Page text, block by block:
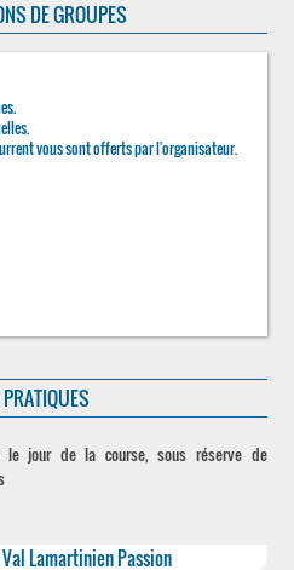
DE GROUPES
vous sont offerts par l'organisateur.
le jour de la course, sous réserve de